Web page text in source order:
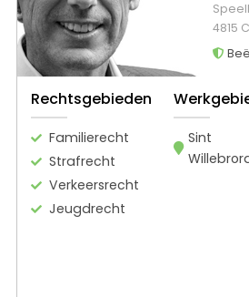
4815
Rechtsgebieden
Familierecht
Strafrecht
Verkeersrecht
Jeugdrecht
Sint